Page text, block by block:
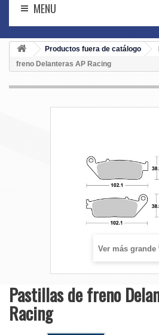
MENU
Productos fuera de catálogo
freno Delanteras AP Racing
Ver más grande
Pastillas de freno
Racing